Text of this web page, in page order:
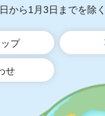
から1月3日までを除く
プ
せ